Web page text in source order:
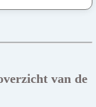
van de